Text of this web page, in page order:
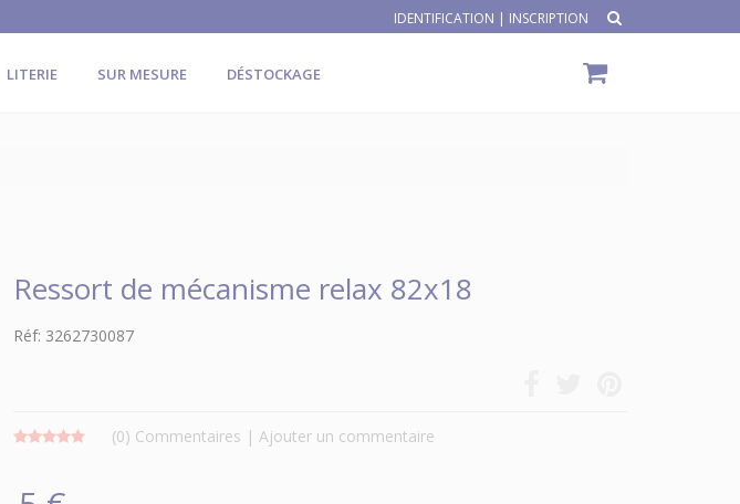
IDENTIFICATION | INSCRIPTION
LITERIE SUR MESURE DÉSTOCKAGE
Ressort de mécanisme relax 82x18
Réf: 3262730087
(0) Commentaires | Ajouter un commentaire